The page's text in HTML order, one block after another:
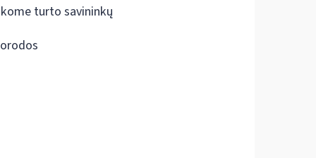
turto savininkų